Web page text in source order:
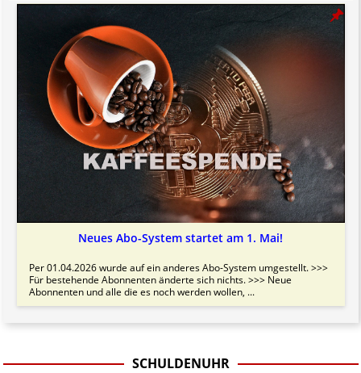
Neues Abo-System startet am 1. Mai!
Per 01.04.2026 wurde auf ein anderes Abo-System umgestellt. >>>
Für bestehende Abonnenten änderte sich nichts. >>> Neue
Abonnenten und alle die es noch werden wollen, ...
SCHULDENUHR